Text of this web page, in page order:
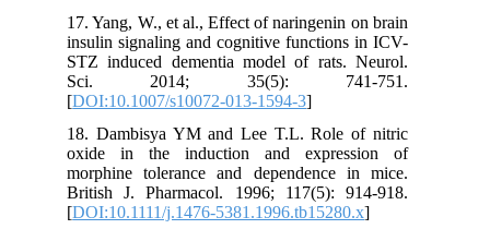
17. Yang, W., et al., Effect of naringenin on brain
insulin signaling and cognitive functions in ICV-
STZ induced dementia model of rats. Neurol.
Sci. 2014; 35(5): 741-751.
[DOI:10.1007/s10072-013-1594-3
18. Dambisya YM and Lee T.L. Role of nitric
oxide in the induction and expression of
morphine tolerance and dependence in mice.
British J. Pharmacol. 1996; 117(5): 914-918.
[DOI:10.1111/j.1476-5381.1996.tb15280.x